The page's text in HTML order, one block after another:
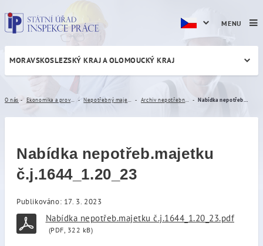
Nabídka nepotřeb.majetku
MORAVSKOSLEZSKÝ KRAJ A OLOMOUCKÝ KRAJ
O nás
Nabídka nepotřeb.majetku
č.j.1644_1.20_23
Publikováno: 17. 3. 2023
Nabídka nepotřeb.majetku č.j.1644_1.20_23.pdf
(PDF, 322 kB)
MENU